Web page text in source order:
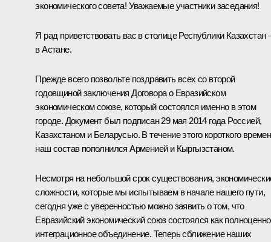
экономического совета! Уважаемые участники заседания!
Я рад приветствовать вас в столице Республики Казахстан
в Астане.
Прежде всего позвольте поздравить всех со второй
годовщиной заключения Договора о Евразийском
экономическом союзе, который состоялся именно в этом
городе. Документ был подписан 29 мая 2014 года Россией,
Казахстаном и Беларусью. В течение этого короткого
наш состав пополнился Арменией и Кыргызстаном.
Несмотря на небольшой срок существования,
сложности, которые мы испытываем в начале нашего пути,
сегодня уже с уверенностью можно заявить о том, что
Евразийский экономический союз состоялся как
интеграционное объединение. Теперь сближение наших